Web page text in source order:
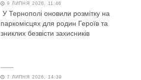
9 ЛИПНЯ 2026, 11:46
У Тернополі оновили розмітку на
паркомісцях для родин Героїв та
зниклих безвісти захисників
7 ЛИПНЯ 2026, 14:39